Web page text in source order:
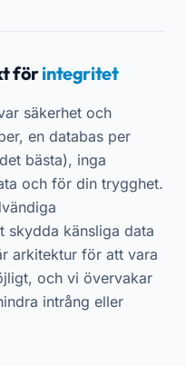
förintegritet
säkerhet och
en databas per
bästa), inga
och för din trygghet.
skydda känsliga data
arkitektur för att vara
och vi övervakar
intrång eller